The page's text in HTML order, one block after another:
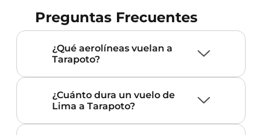
Preguntas Frecuentes
¿Qué aerolíneas vuelan a
Tarapoto?
¿Cuánto dura un vuelo de
Lima a Tarapoto?